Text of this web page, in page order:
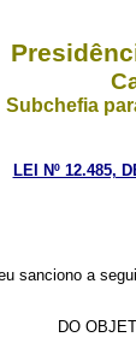
Subchefia
LEI Nº 12.485,
sanciono a
DO